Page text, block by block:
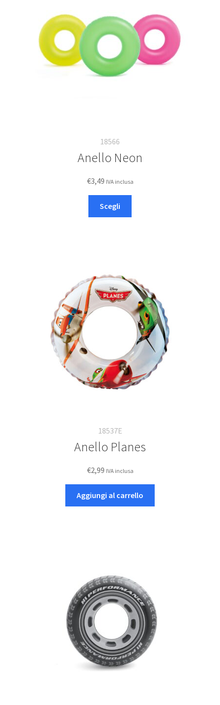
18566
Anello Neon
€3,49 IVA inclusa
Scegli
possono
essere
scelte
nella
pagina
del
prodotto
18537E
Anello Planes
€2,99 IVA inclusa
Aggiungi al carrello